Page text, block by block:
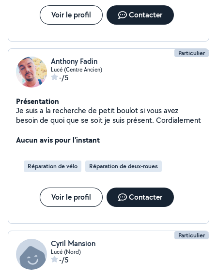
Voir le profil Contacter
Particulier
Anthony Fadin
Lucé (Centre Ancien)
-/5
Présentation
Je suis a la recherche de petit boulot si vous avez
besoin de quoi que se soit je suis présent. Cordialement
Aucun avis pour l'instant
Réparation de vélo Réparation de deux-roues
Voir le profil Contacter
Particulier
Cyril Mansion
Lucé (Nord)
-/5